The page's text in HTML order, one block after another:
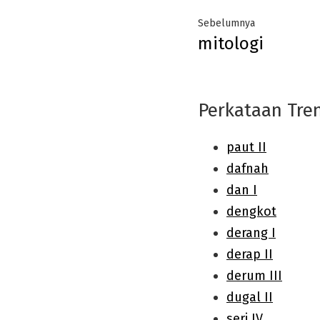
Post
navigation
SebelumnyaPrevious
post:
mitologi
Perkataan